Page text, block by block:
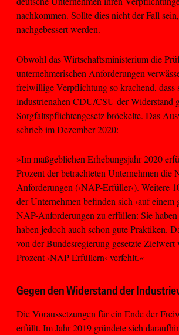
nachkommen. Sollte dies nicht der Fall
nachgebessert werden.
Obwohl das Wirtschaftsministerium die
unternehmerischen Anforderungen
freiwillige Verpflichtung so krachend, dass
industrienahen CDU/CSU der Widerstand
Sorgfaltspflichtengesetz bröckelte. Das
schrieb im Dezember 2020:
»Im maßgeblichen Erhebungsjahr 2020
Prozent der betrachteten Unternehmen die
Anforderungen (›NAP-Erfüller‹). Weitere
der Unternehmen befinden sich ›auf einem
NAP-Anforderungen zu erfüllen: Sie
haben jedoch auch schon gute Praktiken.
von der Bundesregierung gesetzte Zielwert
Prozent ›NAP-Erfüllern‹ verfehlt.«
Gegen den Widerstand der
Die Voraussetzungen für ein Ende der
erfüllt. Im Jahr 2019 gründete sich